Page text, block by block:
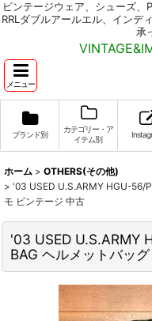
ビンテージウェア、シューズ、
RRLダブルアールエル、インデ
承
メニュー
ブランド別
カテゴリー・ア
イテム別
ホーム > OTHERS(その他)
> '03 USED U.S.ARMY HGU-56/
モ ビンテージ 中古
'03 USED U.S.ARMY
BAG ヘルメットバッ